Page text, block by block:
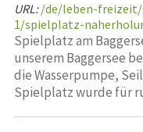
URL: /de/leben-
1/spielplatz-
Spielplatz am
unserem Baggersee
die Wasserpumpe,
Spielplatz wurde für